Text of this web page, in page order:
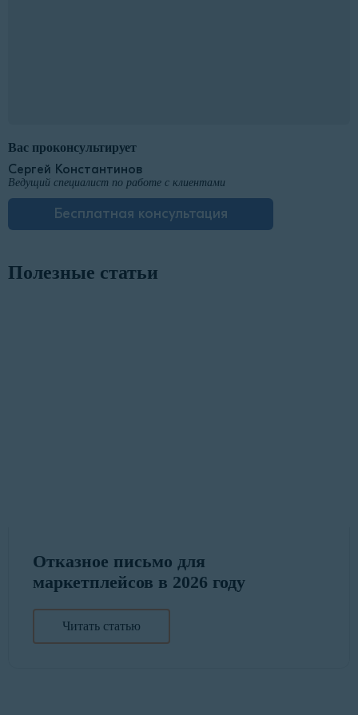
Вас проконсультирует
Сергей Константинов
Ведущий специалист по работе с клиентами
Бесплатная консультация
Полезные статьи
Отказное письмо для
маркетплейсов в 2026 году
Читать статью